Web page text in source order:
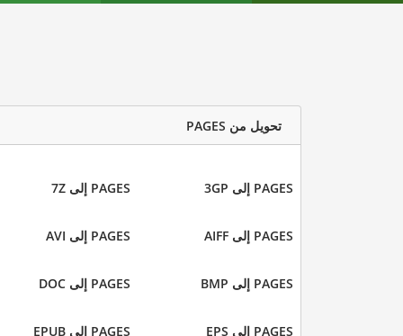
تحويل من PAGES
PAGES إلى 3GP PAGES إلى 7Z
PAGES إلى AIFF PAGES إلى AVI
PAGES إلى BMP PAGES إلى DOC
PAGES إلى EPS PAGES إلى EPUB